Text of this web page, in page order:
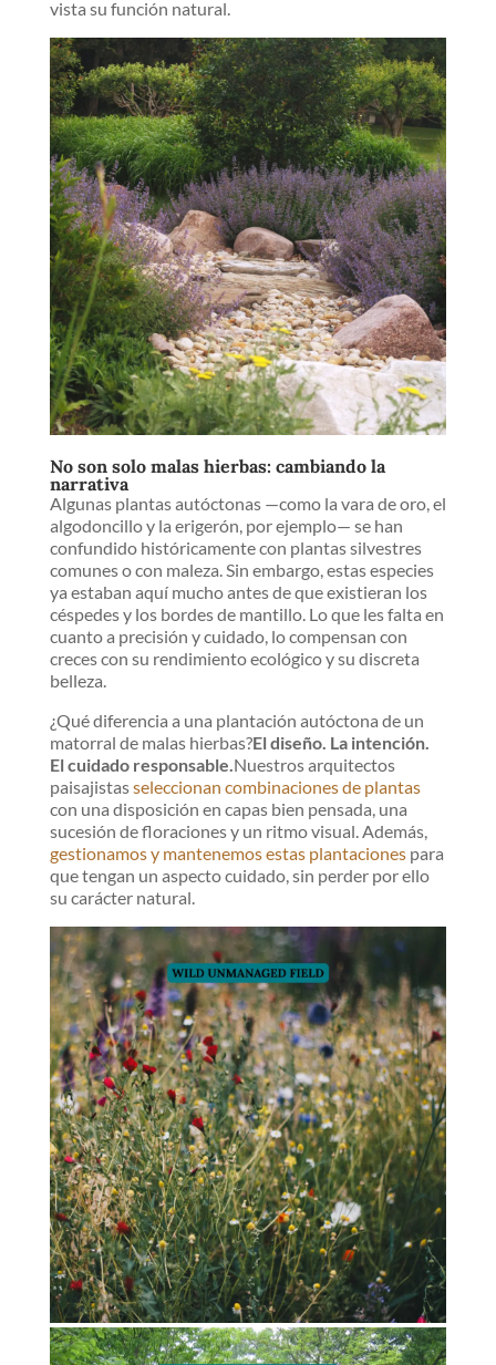
vista su función natural.
No son solo malas hierbas: cambiando la
narrativa
Algunas plantas autóctonas —como la vara de oro, el
algodoncillo y la erigerón, por ejemplo— se han
confundido históricamente con plantas silvestres
comunes o con maleza. Sin embargo, estas especies
ya estaban aquí mucho antes de que existieran los
céspedes y los bordes de mantillo. Lo que les falta en
cuanto a precisión y cuidado, lo compensan con
creces con su rendimiento ecológico y su discreta
belleza.
¿Qué diferencia a una plantación autóctona de un
matorral de malas hierbas?El diseño. La intención.
El cuidado responsable. Nuestros arquitectos
paisajistasseleccionan combinaciones de plantas
con una disposición en capas bien pensada, una
sucesión de floraciones y un ritmo visual. Además,
gestionamos y mantenemos estas plantacionespara
que tengan un aspecto cuidado, sin perder por ello
su carácter natural.